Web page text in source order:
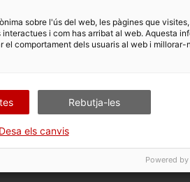
a tot el món, i que té
dins i fora de l’empresa i
Els oferim serveis interns
de clients", afegeix
que els projectes
sobre l'ús del web, les pàgines que
interactues i com has arribat al web. Aquesta
el comportament dels usuaris al web i millorar-
Rebutja-les
Desa els canvis
Powered by